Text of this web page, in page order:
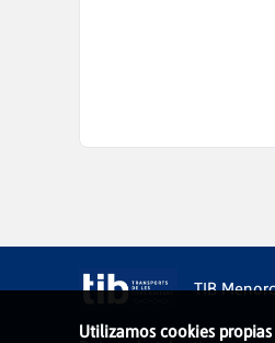
Utilizamos cookies
TIB